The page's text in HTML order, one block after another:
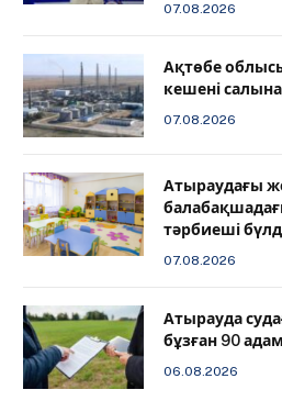
07.08.2026
Ақтөбе
кешені
07.08.2026
Атыраудағы
тәрбиеші
07.08.2026
Атырауда
бұзған 90
06.08.2026